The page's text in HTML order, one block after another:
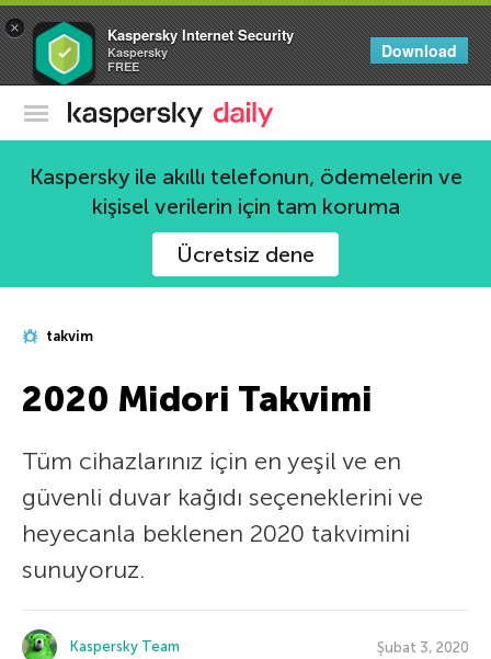
× Kaspersky Internet Security
Kaspersky
FREE
Download
Kaspersky Resmi Blogu
Kaspersky ile akıllı telefonun, ödemelerin ve
kişisel verilerin için tam koruma
Ücretsiz dene
takvim
2020 Midori Takvimi
Tüm cihazlarınız için en yeşil ve en
güvenli duvar kağıdı seçeneklerini ve
heyecanla beklenen 2020 takvimini
sunuyoruz.
Kaspersky Team Şubat 3, 2020